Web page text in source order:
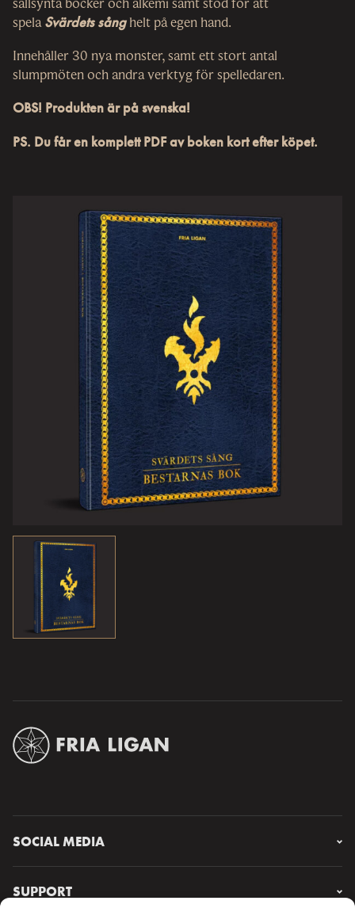
spelaSvärdets sånghelt på egen hand.
Innehåller 30 nya monster, samt ett stort antal
slumpmöten och andra verktyg för spelledaren.
OBS! Produkten är på svenska!
PS. Du får en komplett PDF av boken kort efter köpet.
SOCIAL MEDIA
Facebook
SUPPORT